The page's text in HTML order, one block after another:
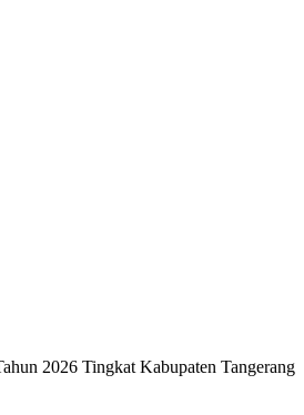
2026 Tingkat Kabupaten Tangerang